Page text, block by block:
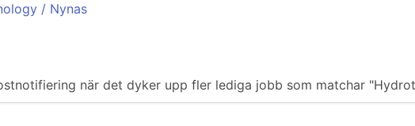
/ Nynas
när det dyker upp fler lediga jobb som matchar